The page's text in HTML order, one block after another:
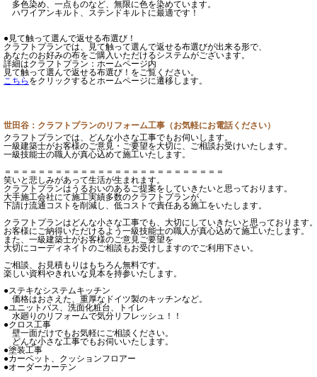
多色染め、一点ものなど、無限に色を染めています。
ハワイアンキルト、ステンドキルトに最適です！
●見て触って選んで返せる布選び！
クラフトプランでは、見て触って選んで返せる布選びが出来る形で、
あなたのお好みの布をご購入いただけるシステムがございます。
詳細はクラフトプラン：ホームページ内
見て触って選んで返せる布選び！をご覧ください。
こちら をクリックするとホームページに遷移します。
世田谷：クラフトプランのリフォーム工事（お気軽にお電話ください）
クラフトプランでは、どんな小さな工事でもお伺いします。
一級建築士がお客様のご意見・ご要望を大切に、ご相談お受けいたします。
一級技能士の職人が真心込めて施工いたします。
＝＝＝＝＝＝＝＝＝＝＝＝＝＝＝＝＝＝＝＝＝＝＝＝＝＝
笑いと悲しみがあって生活が生まれます。
クラフトプランはうるおいのあるご提案をしていきたいと思っております。
大手施工会社にて施工実績多数のクラフトプランが、
下請け流通コストを削減し、低コストで責任ある施工をいたします。
クラフトプランはどんな小さな工事でも、大切にしていきたいと思っております。
お客様にご納得いただけるよう一級技能士の職人が真心込めて施工いたします。
また、一級建築士がお客様のご意見ご要望を
大切にコーディネイトのご相談もお受けしますのでご利用下さい。
ご相談、お見積もりはもちろん無料です。
楽しい資料やきれいな見本を持参いたします。
●ステキなシステムキッチン
価格はおさえた、重厚なドイツ製のキッチンなど。
●ユニットバス、洗面化粧台、トイレ
水廻りのリフォームで気分リフレッシュ！！
●クロス工事
壁一面だけでもお気軽にご相談ください。
どんな小さな工事でもお伺いいたします。
●塗装工事
●カーペット、クッションフロアー
●オーダーカーテン